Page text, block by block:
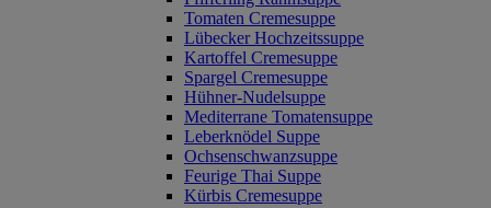
Tomaten Cremesuppe
Lübecker Hochzeitssuppe
Kartoffel Cremesuppe
Spargel Cremesuppe
Hühner-Nudelsuppe
Mediterrane Tomatensuppe
Leberknödel Suppe
Ochsenschwanzsuppe
Feurige Thai Suppe
Kürbis Cremesuppe